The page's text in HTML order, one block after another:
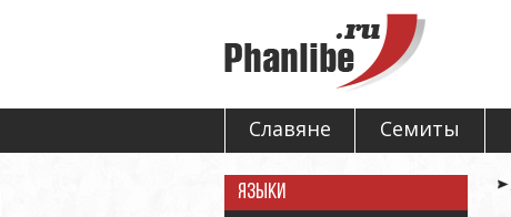
Славяне Семиты
Языки